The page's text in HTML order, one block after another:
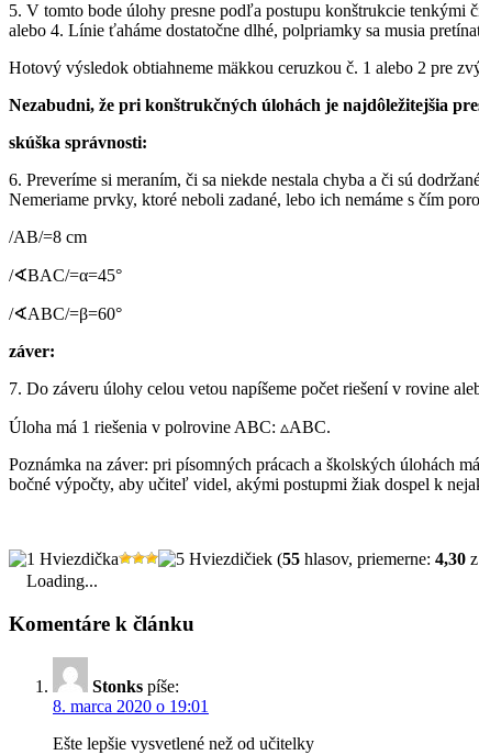
5. V tomto bode úlohy presne podľa postupu konštrukcie tenkými
alebo 4. Línie ťaháme dostatočne dlhé, polpriamky sa musia
Hotový výsledok obtiahneme mäkkou ceruzkou č. 1 alebo 2 pre
Nezabudni, že pri konštrukčných úlohách je najdôležitejšia
skúška správnosti:
6. Preveríme si meraním, či sa niekde nestala chyba a či sú
Nemeriame prvky, ktoré neboli zadané, lebo ich nemáme s čím
/AB/=8 cm
/∢BAC/=α=45°
/∢ABC/=β=60°
záver:
7. Do záveru úlohy celou vetou napíšeme počet riešení v rovine
Úloha má 1 riešenia v polrovine ABC: ▵ABC.
Poznámka na záver: pri písomných prácach a školských úlohách
bočné výpočty, aby učiteľ videl, akými postupmi žiak dospel k
(55 hlasov, priemerne: 4,30
Loading...
Komentáre k článku
Stonks píše:
8. marca 2020 o 19:01
Ešte lepšie vysvetlené než od učitelky